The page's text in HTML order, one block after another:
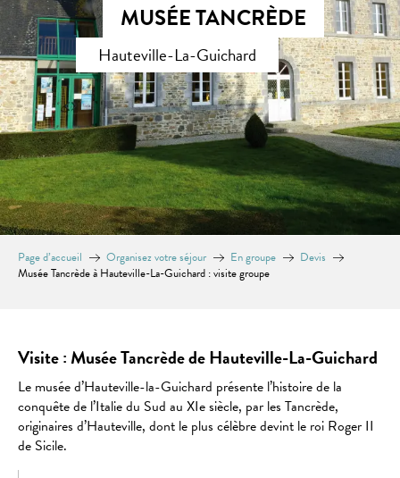
MUSÉE TANCRÈDE
Hauteville-La-Guichard
Page d’accueil Organisez votre séjour En groupe
Devis
Musée Tancrède à Hauteville-La-Guichard : visite groupe
Visite : Musée Tancrède de Hauteville-La-Guichard
Le musée d’Hauteville-la-Guichard présente l’histoire de la
conquête de l’Italie du Sud au XIe siècle, par les Tancrède,
originaires d’Hauteville, dont le plus célèbre devint le roi Roger II
de Sicile.